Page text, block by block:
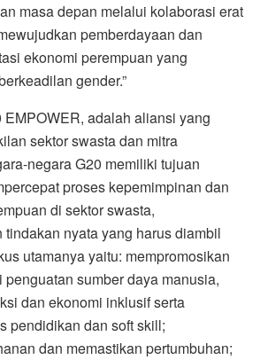
masa depan melalui kolaborasi erat
pemberdayaan dan
ekonomi perempuan yang
gender.”
EMPOWER, adalah aliansi yang
sektor swasta dan mitra
negara G20 memiliki tujuan
proses kepemimpinan dan
di sektor swasta,
nyata yang harus diambil
utamanya yaitu: mempromosikan
sumber daya manusia,
dan ekonomi inklusif serta
pendidikan dan soft skill;
dan memastikan pertumbuhan;